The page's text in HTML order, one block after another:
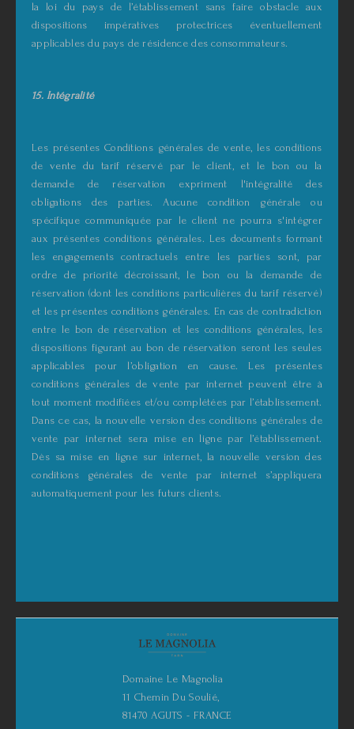
la loi du pays de l’établissement sans faire obstacle aux
dispositions impératives protectrices éventuellement
applicables du pays de résidence des consommateurs.
15. Intégralité
Les présentes Conditions générales de vente, les conditions
de vente du tarif réservé par le client, et le bon ou la
demande de réservation expriment l'intégralité des
obligations des parties. Aucune condition générale ou
spécifique communiquée par le client ne pourra s'intégrer
aux présentes conditions générales. Les documents formant
les engagements contractuels entre les parties sont, par
ordre de priorité décroissant, le bon ou la demande de
réservation (dont les conditions particulières du tarif réservé)
et les présentes conditions générales. En cas de contradiction
entre le bon de réservation et les conditions générales, les
dispositions figurant au bon de réservation seront les seules
applicables pour l’obligation en cause. Les présentes
conditions générales de vente par internet peuvent être à
tout moment modifiées et/ou complétées par l’établissement.
Dans ce cas, la nouvelle version des conditions générales de
vente par internet sera mise en ligne par l’établissement.
Dès sa mise en ligne sur internet, la nouvelle version des
conditions générales de vente par internet s’appliquera
automatiquement pour les futurs clients.
Domaine Le Magnolia
11 Chemin Du Soulié,
81470 AGUTS - FRANCE